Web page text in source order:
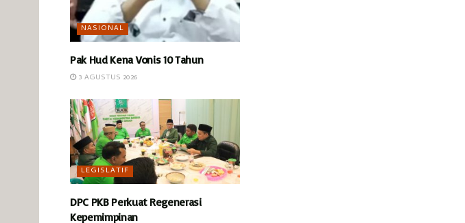
NASIONAL
Pak Hud Kena Vonis 10 Tahun
3 AGUSTUS 2026
LEGISLATIF
DPC PKB Perkuat Regenerasi
Kepemimpinan